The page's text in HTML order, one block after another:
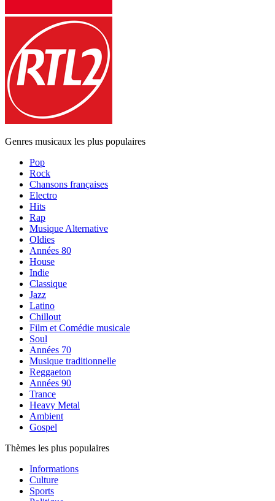
Genres musicaux les plus populaires
Pop
Rock
Chansons françaises
Electro
Hits
Rap
Musique Alternative
Oldies
Années 80
House
Indie
Classique
Jazz
Latino
Chillout
Film et Comédie musicale
Soul
Années 70
Musique traditionnelle
Reggaeton
Années 90
Trance
Heavy Metal
Ambient
Gospel
Thèmes les plus populaires
Informations
Culture
Sports